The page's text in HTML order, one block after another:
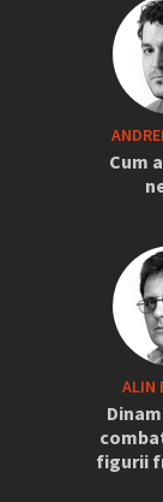
tari:
Cum
ALIN
figurii